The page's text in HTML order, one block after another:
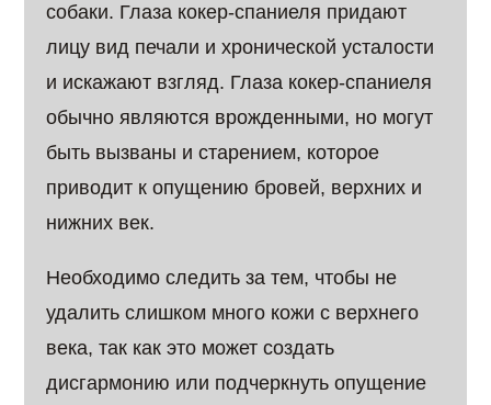
собаки. Глаза кокер-спаниеля придают
лицу вид печали и хронической усталости
и искажают взгляд. Глаза кокер-спаниеля
обычно являются врожденными, но могут
быть вызваны и старением, которое
приводит к опущению бровей, верхних и
нижних век.
Необходимо следить за тем, чтобы не
удалить слишком много кожи с верхнего
века, так как это может создать
дисгармонию или подчеркнуть опущение